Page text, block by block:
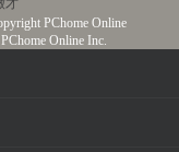
才
PChome Online
Online Inc.